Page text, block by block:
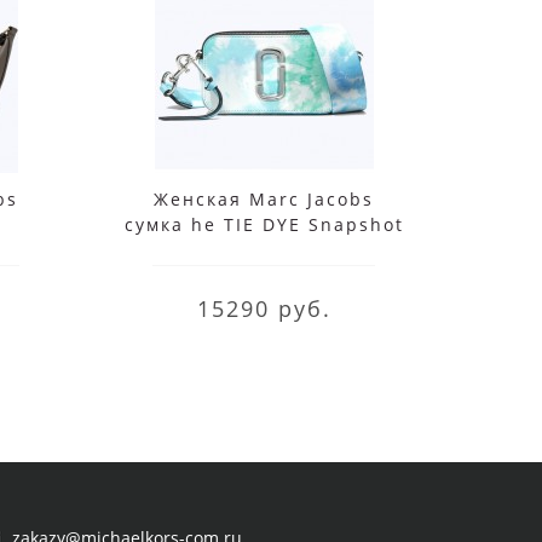
Женская Marc Jacobs
сумка he TIE DYE Snapshot
15290 руб.
zakazy@michaelkors-com.ru